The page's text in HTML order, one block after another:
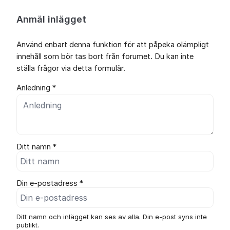
Anmäl inlägget
Använd enbart denna funktion för att påpeka olämpligt
innehåll som bör tas bort från forumet. Du kan inte
ställa frågor via detta formulär.
Anledning *
Ditt namn *
Din e-postadress *
Ditt namn och inlägget kan ses av alla. Din e-post syns inte
publikt.